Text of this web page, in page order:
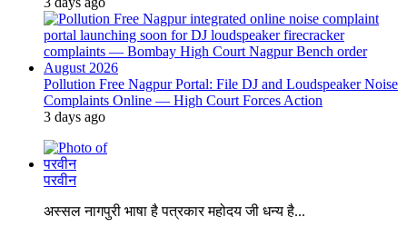
Pollution Free Nagpur Portal: File DJ and Loudspeaker Noise
Complaints Online — High Court Forces Action
3 days ago
परवीन
अस्सल नागपुरी भाषा है पत्रकार महोदय जी धन्य है...